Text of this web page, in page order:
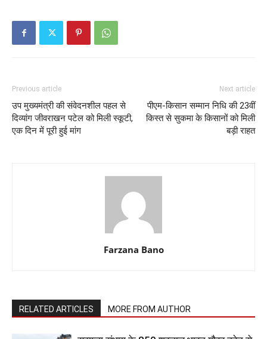
Previous article
उप मुख्यमंत्री की संवेदनशील पहल से
दिव्यांग जीवराखन पटेल को मिली स्कूटी,
एक दिन में पूरी हुई मांग
Next article
पीएम-किसान सम्मान निधि की 23वीं
किस्त से सुकमा के किसानों को मिली
बड़ी राहत
Farzana Bano
RELATED ARTICLES MORE FROM AUTHOR